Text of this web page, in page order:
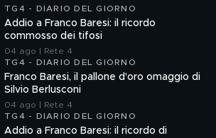
TG4 - DIARIO DEL GIORNO
Addio a Franco Baresi: il ricordo
commosso dei tifosi
04 ago | Rete 4
TG4 - DIARIO DEL GIORNO
Franco Baresi, il pallone d'oro omaggio di
Silvio Berlusconi
04 ago | Rete 4
TG4 - DIARIO DEL GIORNO
Addio a Franco Baresi: il ricordo di